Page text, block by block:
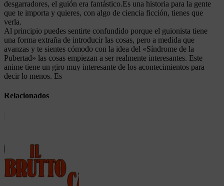
desgarradores, el guión era fantástico.Es una historia para la gente
que te importa y quieres, con algo de ciencia ficción, tienes que
verla.
Al principio puedes sentirte confundido porque el guionista tiene
una forma extraña de introducir las cosas, pero a medida que
avanzas y te sientes cómodo con la idea del «Síndrome de la
Pubertad» las cosas empiezan a ser realmente interesantes. Este
anime tiene un giro muy interesante de los acontecimientos para
decir lo menos. Es
Relacionados